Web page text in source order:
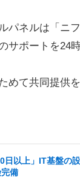
パネルは「ニ
サポートを24
めて共同提供
日以上」IT基盤の
備